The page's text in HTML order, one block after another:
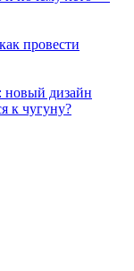
провести
дизайн
к чугуну?